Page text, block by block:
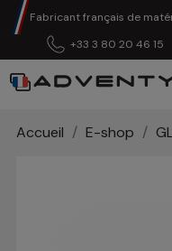
Fabricant français de
+33 3 80 20 46 15
Accueil E-shop